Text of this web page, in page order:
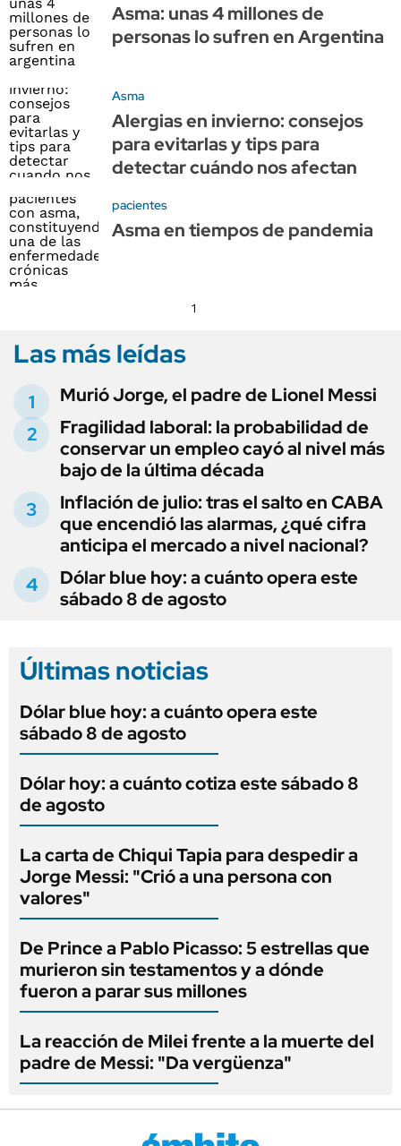
Asma: unas 4 millones de
personas lo sufren en Argentina
Asma
Alergias en invierno: consejos
para evitarlas y tips para
detectar cuándo nos afectan
pacientes
Asma en tiempos de pandemia
1
Las más leídas
Murió Jorge, el padre de Lionel Messi
Fragilidad laboral: la probabilidad de
conservar un empleo cayó al nivel más
bajo de la última década
Inflación de julio: tras el salto en CABA
que encendió las alarmas, ¿qué cifra
anticipa el mercado a nivel nacional?
Dólar blue hoy: a cuánto opera este
sábado 8 de agosto
Últimas noticias
Dólar blue hoy: a cuánto opera este
sábado 8 de agosto
Dólar hoy: a cuánto cotiza este sábado 8
de agosto
La carta de Chiqui Tapia para despedir a
Jorge Messi: "Crió a una persona con
valores"
De Prince a Pablo Picasso: 5 estrellas que
murieron sin testamentos y a dónde
fueron a parar sus millones
La reacción de Milei frente a la muerte del
padre de Messi: "Da vergüenza"